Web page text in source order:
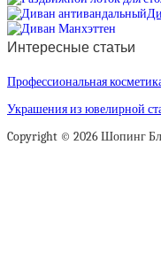
Интересные статьи
Профессиональная
Украшения из ювелирной
Copyright © 2026 Шопинг